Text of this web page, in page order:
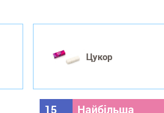
Цукор
15 Найбільша